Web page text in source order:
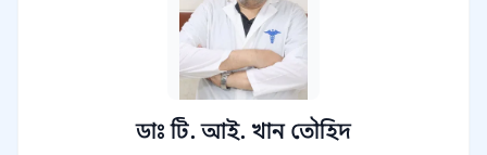
ডাঃ টি. আই. খান তৌহিদ